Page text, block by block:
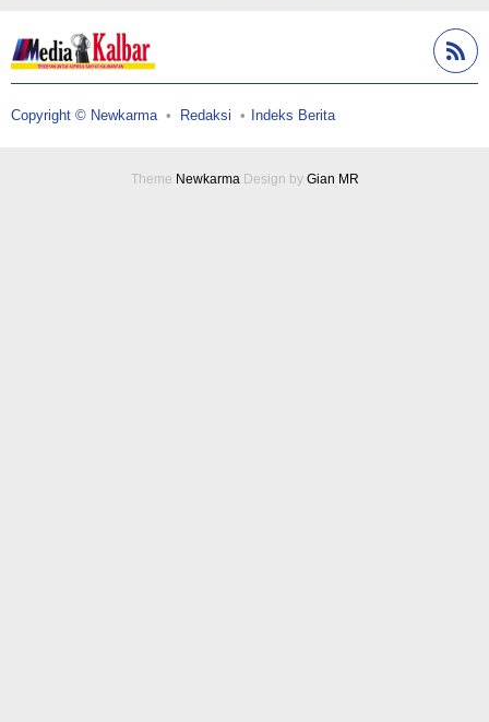
Copyright © Newkarma Redaksi Indeks Berita
Theme NewkarmaDesign by Gian MR